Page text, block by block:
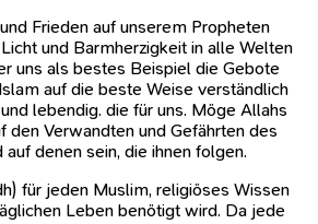
Frieden auf unserem Propheten
und Barmherzigkeit in alle Welten
uns als bestes Beispiel die Gebote
auf die beste Weise verständlich
lebendig. die für uns. Möge Allahs
den Verwandten und Gefährten des
denen sein, die ihnen folgen.
für jeden Muslim, religiöses Wissen
Leben benötigt wird. Da jede